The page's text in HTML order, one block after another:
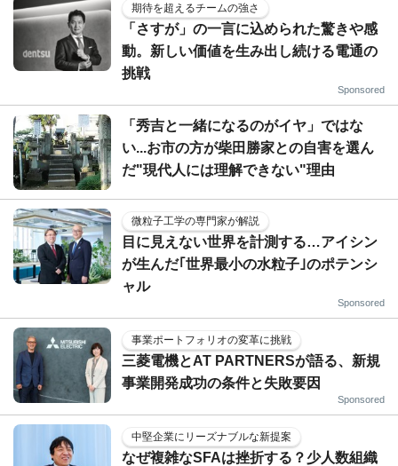
期待を超えるチームの強さ
「さすが」の一言に込められた驚きや感
動。新しい価値を生み出し続ける電通の
挑戦
Sponsored
「秀吉と一緒になるのがイヤ」ではな
い...お市の方が柴田勝家との自害を選ん
だ"現代人には理解できない"理由
微粒子工学の専門家が解説
目に見えない世界を計測する…アイシン
が生んだ｢世界最小の水粒子｣のポテンシ
ャル
Sponsored
事業ポートフォリオの変革に挑戦
三菱電機とAT PARTNERSが語る、新規
事業開発成功の条件と失敗要因
Sponsored
中堅企業にリーズナブルな新提案
なぜ複雑なSFAは挫折する？少人数組織